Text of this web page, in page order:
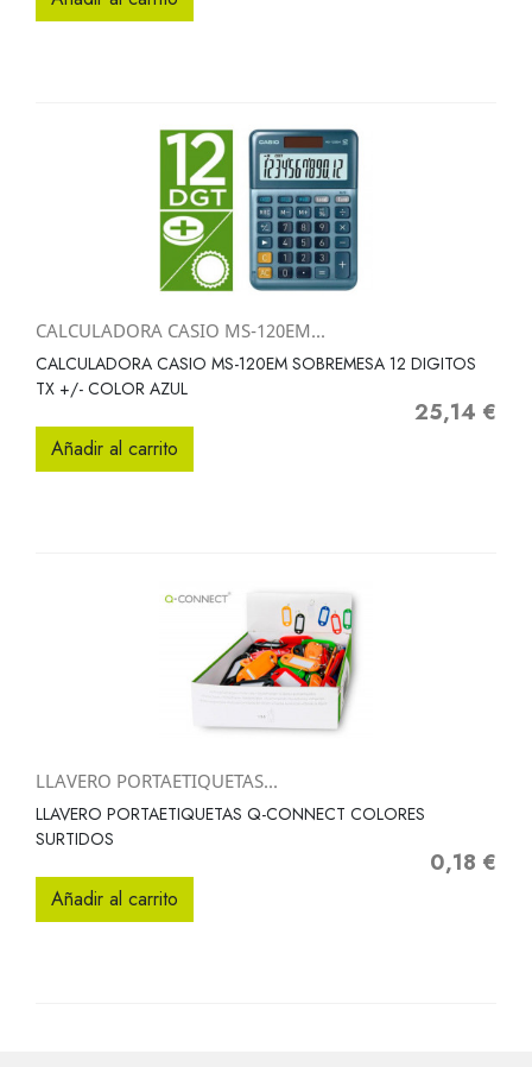
CALCULADORA CASIO MS-120EM...
CALCULADORA CASIO MS-120EM SOBREMESA 12 DIGITOS
TX +/- COLOR AZUL
Precio
25,14 €
Añadir al carrito
LLAVERO PORTAETIQUETAS...
LLAVERO PORTAETIQUETAS Q-CONNECT COLORES
SURTIDOS
Precio
0,18 €
Añadir al carrito